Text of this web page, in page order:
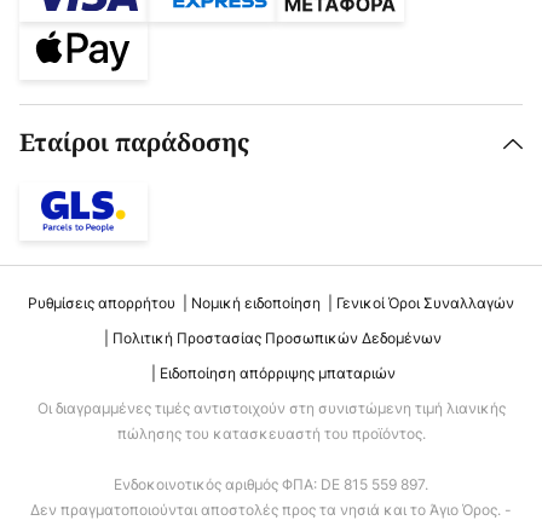
Εταίροι παράδοσης
Ρυθμίσεις απορρήτου Νομική ειδοποίηση
Γενικοί Όροι Συναλλαγών
Πολιτική Προστασίας Προσωπικών Δεδομένων
Ειδοποίηση απόρριψης μπαταριών
Οι διαγραμμένες τιμές αντιστοιχούν στη συνιστώμενη τιμή λιανικής
πώλησης του κατασκευαστή του προϊόντος.
Ενδοκοινοτικός αριθμός ΦΠΑ: DE 815 559 897.
Δεν πραγματοποιούνται αποστολές προς τα νησιά και το Άγιο Όρος. -